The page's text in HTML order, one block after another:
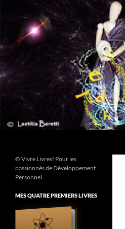
contenu
© Vivre Livres! Pour les
passionnés de Développement
Personnel
MES QUATRE PREMIERS LIVRES